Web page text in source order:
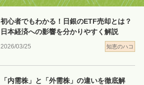
2026/03/25 知恵のハコ
初心者でもわかる！日銀のETF売却とは？
日本経済への影響を分かりやすく解説
「内需株」と「外需株」の違いを徹底解